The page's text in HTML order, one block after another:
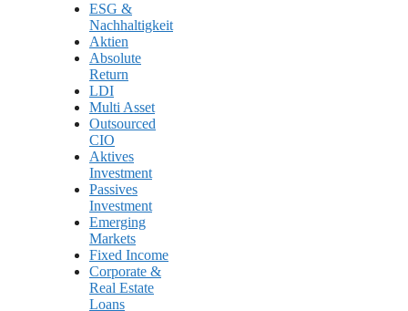
ESG &
Nachhaltigkeit
Aktien
Absolute
Return
LDI
Multi Asset
Outsourced
CIO
Aktives
Investment
Passives
Investment
Emerging
Markets
Fixed Income
Corporate &
Real Estate
Loans